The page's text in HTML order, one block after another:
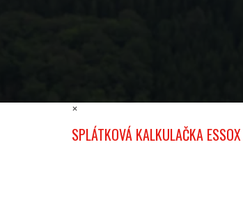
×
SPLÁTKOVÁ KALKULAČKA ESSOX